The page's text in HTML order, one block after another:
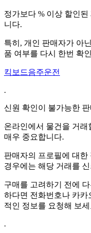
정가보다 % 이상 할인
니다.
특히, 개인 판매자가 아
품 여부를 다시 한번 확
킥보드음주운전
.
신원 확인이 불가능한
온라인에서 물건을 거래
매우 중요합니다.
판매자의 프로필에 대
경우에는 해당 거래를
구매를 고려하기 전에
하다면 전화번호나 카
적인 정보를 요청해 보세
.